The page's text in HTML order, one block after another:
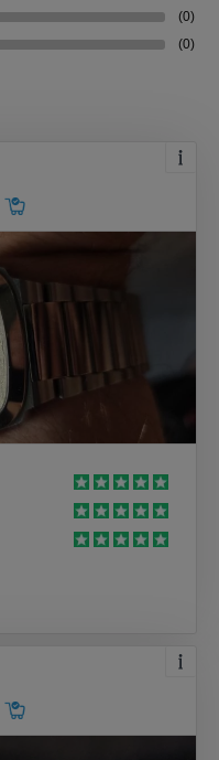
(0)
(0)